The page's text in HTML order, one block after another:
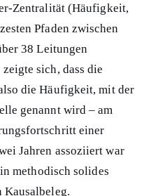
Zentralität (Häufigkeit,
Pfaden zwischen
38 Leitungen
sich, dass die
die Häufigkeit, mit der
genannt wird – am
einer
Jahren assoziiert war
methodisch solides
Kausalbeleg.